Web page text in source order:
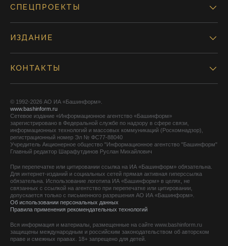
СПЕЦПРОЕКТЫ
ИЗДАНИЕ
КОНТАКТЫ
© 1992-2026 АО ИА «Башинформ».
www.bashinform.ru
Сетевое издание «Информационное агентство «Башинформ»
зарегистрировано в Федеральной службе по надзору в сфере связи,
информационных технологий и массовых коммуникаций (Роскомнадзор),
регистрационный номер Эл № ФС77-88040
Учредитель Акционерное общество "Информационное агентство "Башинформ"
Главный редактор Шарафутдинов Руслан Михайлович
При перепечатке или цитировании ссылка на ИА «Башинформ» обязательна.
Для интернет-изданий и социальных сетей прямая активная гиперссылка
обязательна. Использование логотипа ИА «Башинформ» в целях, не
связанных с ссылкой на агентство при перепечатке или цитировании,
допускается только с письменного разрешения АО ИА «Башинформ».
Об использовании персональных данных
Правила применения рекомендательных технологий
Вся информация и материалы, размещенные на сайте www.bashinform.ru
защищены международным и российским законодательством об авторском
праве и смежных правах. 18+ запрещено для детей.